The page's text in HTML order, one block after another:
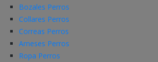
Bozales Perros
Collares Perros
Correas Perros
Arneses Perros
Ropa Perros